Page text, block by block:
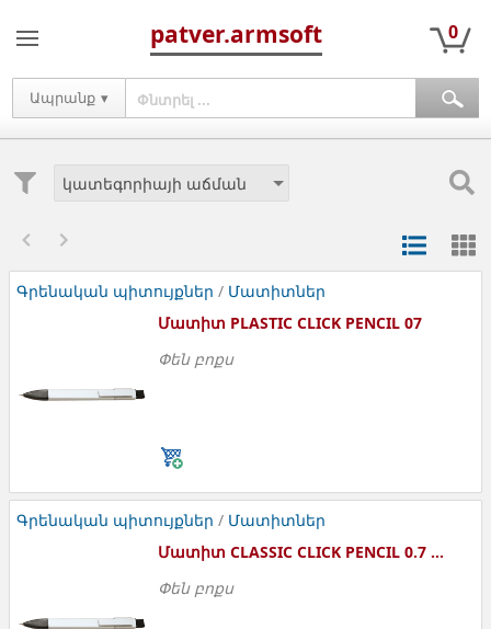
patver.armsoft 0
Ապրանք ▾
Գրենական պիտույքներ / Մատիտներ
Մատիտ PLASTIC CLICK PENCIL 07
Փեն բոքս
Գրենական պիտույքներ / Մատիտներ
Մատիտ CLASSIC CLICK PENCIL 0.7 WHT
Փեն բոքս